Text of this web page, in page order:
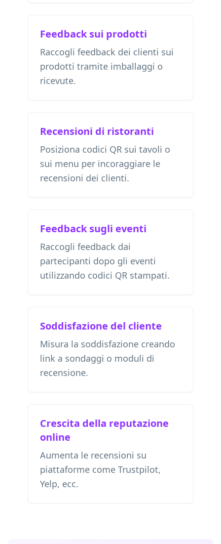
Feedback sui prodotti
Raccogli feedback dei clienti sui
prodotti tramite imballaggi o
ricevute.
Recensioni di ristoranti
Posiziona codici QR sui tavoli o
sui menu per incoraggiare le
recensioni dei clienti.
Feedback sugli eventi
Raccogli feedback dai
partecipanti dopo gli eventi
utilizzando codici QR stampati.
Soddisfazione del cliente
Misura la soddisfazione creando
link a sondaggi o moduli di
recensione.
Crescita della reputazione
online
Aumenta le recensioni su
piattaforme come Trustpilot,
Yelp, ecc.